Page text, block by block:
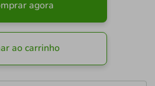
agora
ao carrinho